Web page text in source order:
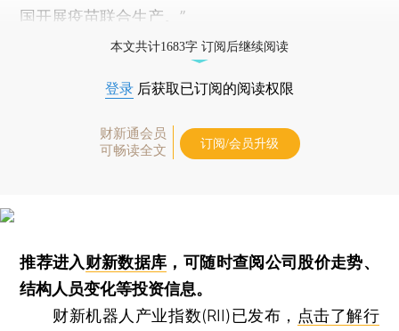
国开展疫苗联合生产。”
本文共计1683字 订阅后继续阅读
登录 后获取已订阅的阅读权限
财新通会员
可畅读全文
订阅/会员升级
推荐进入财新数据库 ，可随时查阅公司股价走势、
结构人员变化等投资信息。
财新机器人产业指数(RII)已发布， 点击了解行